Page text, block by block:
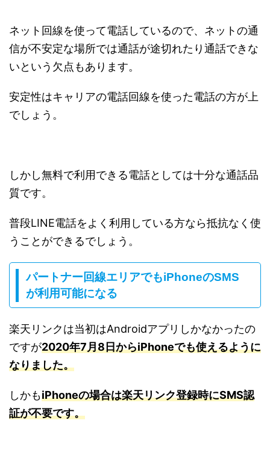
ネット回線を使って電話しているので、ネットの通
信が不安定な場所では通話が途切れたり通話できな
いという欠点もあります。
安定性はキャリアの電話回線を使った電話の方が上
でしょう。
しかし無料で利用できる電話としては十分な通話品
質です。
普段LINE電話をよく利用している方なら抵抗なく使
うことができるでしょう。
パートナー回線エリアでもiPhoneのSMS
が利用可能になる
楽天リンクは当初はAndroidアプリしかなかったの
ですが2020年7月8日からiPhoneでも使えるように
なりました。
しかもiPhoneの場合は楽天リンク登録時にSMS認
証が不要です。